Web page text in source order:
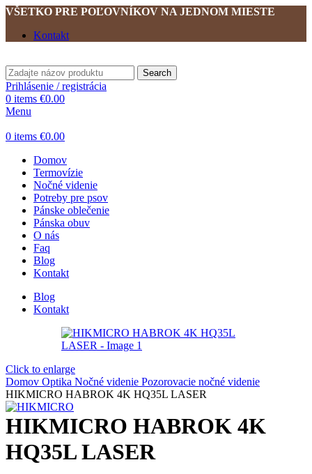
VŠETKO PRE POĽOVNÍKOV NA JEDNOM MIESTE
Kontakt
Search
Prihlásenie / registrácia
0 items €0.00
Menu
0 items €0.00
Domov
Termovízie
Nočné videnie
Potreby pre psov
Pánske oblečenie
Pánska obuv
O nás
Faq
Blog
Kontakt
Blog
Kontakt
Click to enlarge
Domov Optika Nočné videnie Pozorovacie nočné videnie
HIKMICRO HABROK 4K HQ35L LASER
HIKMICRO HABROK 4K
HQ35L LASER